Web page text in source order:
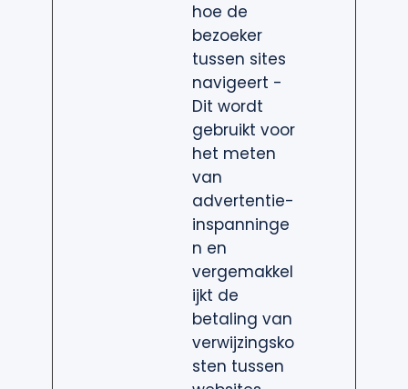
hoe de
bezoeker
tussen sites
navigeert -
Dit wordt
gebruikt voor
het meten
van
advertentie-
inspanninge
n en
vergemakkel
ijkt de
betaling van
verwijzingsko
sten tussen